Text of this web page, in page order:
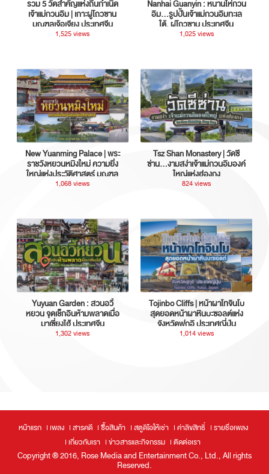
รวม 5 วัดสำคัญแห่งถิ่นกำเนิด
เจ้าแม่กวนอิม | เกาะผู่โถวซาน
มณฑลเจ้อเจียง ประเทศจีน
1,525 views
Nanhai Guanyin : หนานไห่กวน
อิม...รูปปั้นเจ้าแม่กวนอิมทะเล
ใต้, ผู่โถวซาน ประเทศจีน
1,025 views
New Yuanming Palace | พระ
ราชวังหยวนหมิงใหม่ ความยิ่ง
ใหญ่แห่งประวัติศาสตร์ มณฑล
กวางตุ้ง ประเทศจีน
1,068 views
Tsz Shan Monastery | วัดซี
ซ่าน…งามสง่าเจ้าแม่กวนอิมองค์
ใหญ่แห่งฮ่องกง
824 views
Yuyuan Garden : สวนอวี้
หยวน จุดเช็กอินห้ามพลาดเมื่อ
มาเซี่ยงไฮ้ ประเทศจีน
1,302 views
Tojinbo Cliffs | หน้าผาโทจินโบ
สุดยอดหน้าผาหินบะซอลต์แห่ง
จังหวัดฟุกุอิ ประเทศญี่ปุ่น
1,014 views
หน้าแรก เพลง สารคดี ซื้อสินค้า สตูดิโอให้เช่า ค่าลิขสิทธิ์
รายชื่อเพลง
เกี่ยวกับเรา
ข่าวสารและกิจกรรม ติดต่อเรา
Copyright ® 2016, Rose Media and Entertainment Co., Ltd., All rights
Reserved.